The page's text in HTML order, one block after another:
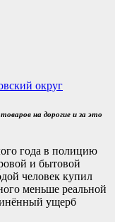
округ
на дорогие и за это
года в полицию
и бытовой
человек купил
меньше реальной
ущерб